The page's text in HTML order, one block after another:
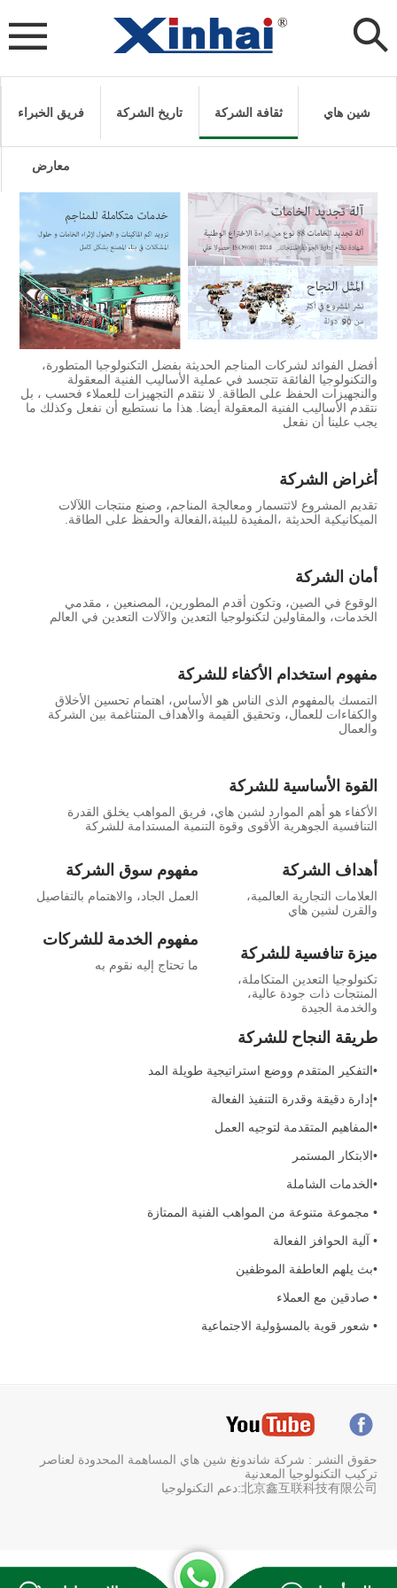
فريق الخبراء تاريخ الشركة ثقافة الشركة شين هاي
معارض
أفضل الفوائد لشركات المناجم الحديثة بفضل التكنولوجيا المتطورة،
والتكنولوجيا الفائقة تتجسد في عملية الأساليب الفنية المعقولة
والنجهيزات الحفظ على الطاقة. لا نتقدم التجهيزات للعملاء فحسب ، بل
نتقدم الأساليب الفنية المعقولة أيضا. هذا ما نستطيع أن نفعل وكذلك ما
يجب علينا أن نفعل
أغراض الشركة
تقديم المشروع لاثتسمار ومعالجة المناجم، وصنع منتجات اللآلات
الميكانيكية الحديثة ،المفيدة للبيئة،الفعالة والحفظ على الطاقة.
أمان الشركة
الوقوع في الصين، وتكون أقدم المطورين، المصنعين ، مقدمي
الخدمات، والمقاولين لتكنولوجيا التعدين والآلات التعدين في العالم
مفهوم استخدام الأكفاء للشركة
التمسك بالمفهوم الذى الناس هو الأساس، اهتمام تحسين الأخلاق
والكفاءات للعمال، وتحقيق القيمة والأهداف المتناغمة بين الشركة
والعمال
القوة الأساسية للشركة
الأكفاء هو أهم الموارد لشبن هاي، فريق المواهب يخلق القدرة
التنافسية الجوهرية الأقوى وقوة التنمية المستدامة للشركة
مفهوم سوق الشركة
العمل الجاد، والاهتمام بالتفاصيل
مفهوم الخدمة للشركات
ما تحتاج إليه نقوم به
أهداف الشركة
العلامات التجارية العالمية،
والقرن لشين هاي
ميزة تنافسية للشركة
تكنولوجيا التعدين المتكاملة،
المنتجات ذات جودة عالية،
والخدمة الجيدة
طريقة النجاح للشركة
•التفكير المتقدم ووضع استراتيجية طويلة المد
•إدارة دقيقة وقدرة التنفيذ الفعالة
•المفاهيم المتقدمة لتوجيه العمل
•الابتكار المستمر
•الخدمات الشاملة
• مجموعة متنوعة من المواهب الفنية الممتازة
• آلية الحوافز الفعالة
•بث يلهم العاطفة الموظفين
• صادقين مع العملاء
• شعور قوية بالمسؤولية الاجتماعية
حقوق النشر : شركة شاندونغ شين هاي المساهمة المحدودة لعناصر
تركيب التكنولوجيا المعدنية
北京鑫互联科技有限公司:دعم التكنولوجيا